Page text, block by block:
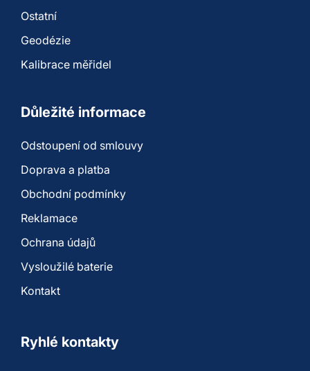
Ostatní
Geodézie
Kalibrace měřidel
Důležité informace
Odstoupení od smlouvy
Doprava a platba
Obchodní podmínky
Reklamace
Ochrana údajů
Vysloužilé baterie
Kontakt
Ryhlé kontakty